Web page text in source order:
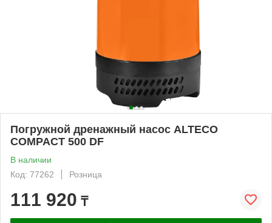
Погружной дренажный насос ALTECO
COMPACT 500 DF
В наличии
Код: 77262
Розница
111 920 ₸